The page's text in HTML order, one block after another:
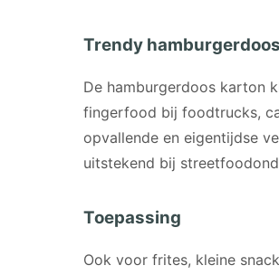
Trendy
De hamburgerdoos karton
fingerfood bij foodtrucks,
opvallende en eigentijdse
uitstekend bij
Toepassing
Ook voor frites, kleine